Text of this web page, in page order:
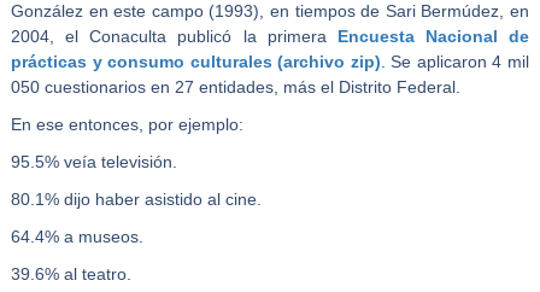
González en este campo (1993), en tiempos de Sari Bermúdez, en
2004, el Conaculta publicó la primera Encuesta Nacional de
prácticas y consumo culturales (archivo zip) . Se aplicaron 4 mil
050 cuestionarios en 27 entidades, más el Distrito Federal.
En ese entonces, por ejemplo:
95.5% veía televisión.
80.1% dijo haber asistido al cine.
64.4% a museos.
39.6% al teatro.